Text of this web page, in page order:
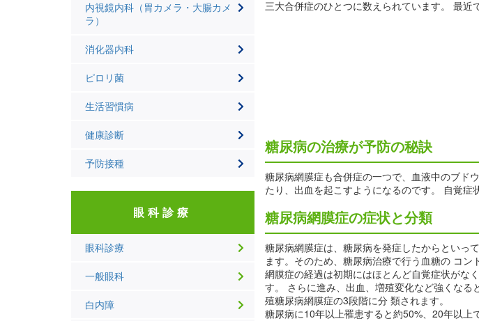
内視鏡内科（胃カメラ・大腸カメ
ラ）
消化器内科
ピロリ菌
生活習慣病
健康診断
予防接種
眼科診療
眼科診療
一般眼科
白内障
三大合併症のひとつに数えられています。 最近
糖尿病の治療が予防の秘訣
糖尿病網膜症も合併症の一つで、血液中のブド
たり、出血を起こすようになるのです。 自覚症
糖尿病網膜症の症状と分類
糖尿病網膜症は、糖尿病を発症したからといっ
ます。そのため、糖尿病治療で行う血糖の コン
網膜症の経過は初期にはほとんど自覚症状がな
す。 さらに進み、出血、増殖変化など強くな
殖糖尿病網膜症の3段階に分 類されます。
糖尿病に10年以上罹患すると約50%、20年以上